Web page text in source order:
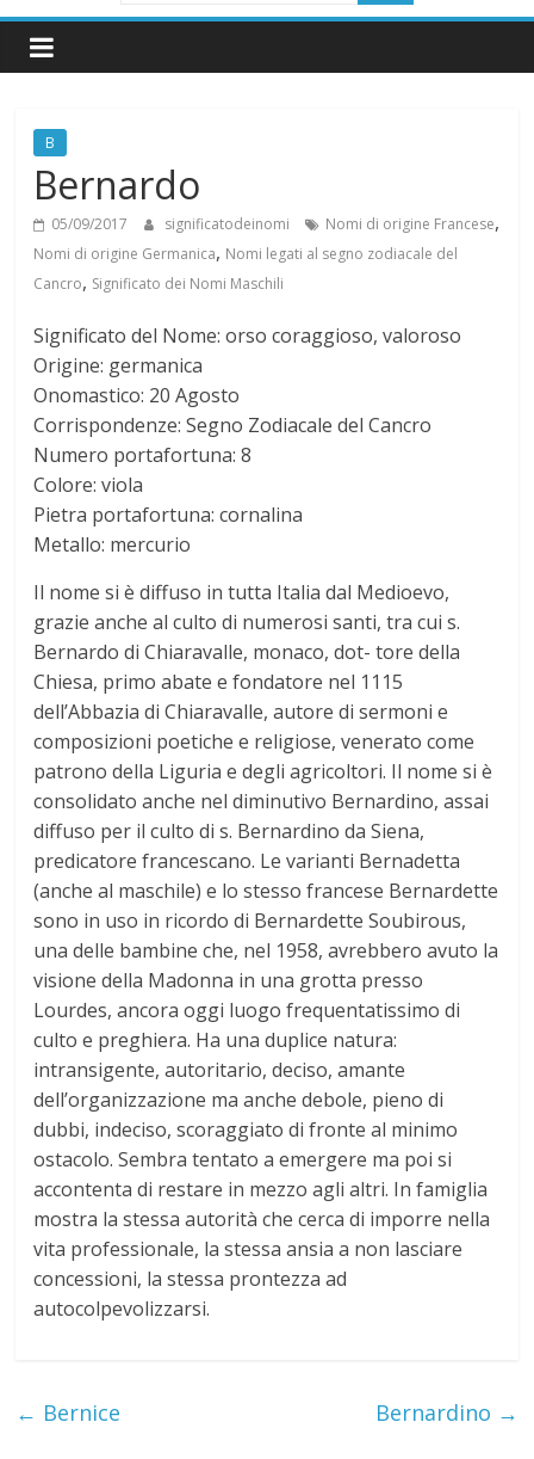
i
g
n
c
a
t
o
d
e
N
o
m
B
Bernardo
05/09/2017 significatodeinomi Nomi di origine Francese,
Nomi di origine Germanica, Nomi legati al segno zodiacale del
Cancro, Significato dei Nomi Maschili
Significato del Nome: orso coraggioso, valoroso
Origine: germanica
Onomastico: 20 Agosto
Corrispondenze: Segno Zodiacale del Cancro
Numero portafortuna: 8
Colore: viola
Pietra portafortuna: cornalina
Metallo: mercurio
Il nome si è diffuso in tutta Italia dal Medioevo,
grazie anche al culto di numerosi santi, tra cui s.
Bernardo di Chiaravalle, monaco, dot- tore della
Chiesa, primo abate e fondatore nel 1115
dell’Abbazia di Chiaravalle, autore di sermoni e
composizioni poetiche e religiose, venerato come
patrono della Liguria e degli agricoltori. Il nome si è
consolidato anche nel diminutivo Bernardino, assai
diffuso per il culto di s. Bernardino da Siena,
predicatore francescano. Le varianti Bernadetta
(anche al maschile) e lo stesso francese Bernardette
sono in uso in ricordo di Bernardette Soubirous,
una delle bambine che, nel 1958, avrebbero avuto la
visione della Madonna in una grotta presso
Lourdes, ancora oggi luogo frequentatissimo di
culto e preghiera. Ha una duplice natura:
intransigente, autoritario, deciso, amante
dell’organizzazione ma anche debole, pieno di
dubbi, indeciso, scoraggiato di fronte al minimo
ostacolo. Sembra tentato a emergere ma poi si
accontenta di restare in mezzo agli altri. In famiglia
mostra la stessa autorità che cerca di imporre nella
vita professionale, la stessa ansia a non lasciare
concessioni, la stessa prontezza ad
autocolpevolizzarsi.
← Bernice Bernardino →